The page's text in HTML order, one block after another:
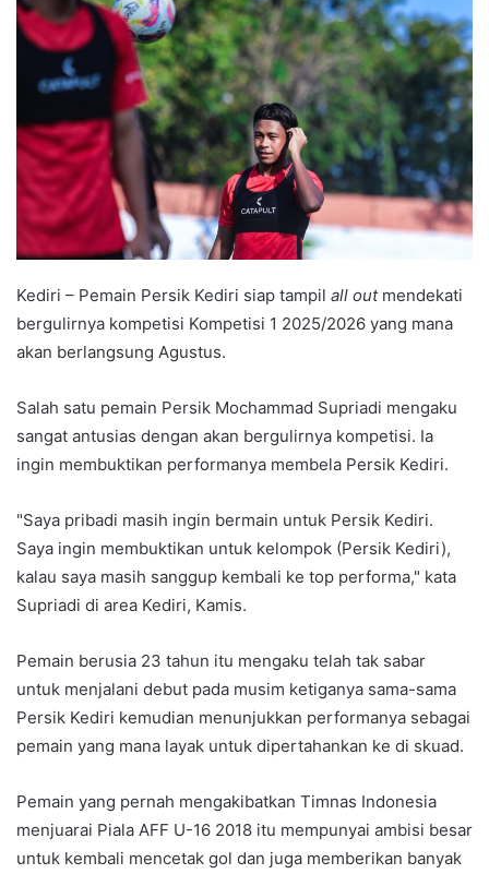
d
n
m
a
i
Kediri – Pemain Persik Kediri siap tampil all outmendekati
bergulirnya kompetisi Kompetisi 1 2025/2026 yang mana
akan berlangsung Agustus.
Salah satu pemain Persik Mochammad Supriadi mengaku
sangat antusias dengan akan bergulirnya kompetisi. Ia
ingin membuktikan performanya membela Persik Kediri.
"Saya pribadi masih ingin bermain untuk Persik Kediri.
Saya ingin membuktikan untuk kelompok (Persik Kediri),
kalau saya masih sanggup kembali ke top performa," kata
Supriadi di area Kediri, Kamis.
Pemain berusia 23 tahun itu mengaku telah tak sabar
untuk menjalani debut pada musim ketiganya sama-sama
Persik Kediri kemudian menunjukkan performanya sebagai
pemain yang mana layak untuk dipertahankan ke di skuad.
Pemain yang pernah mengakibatkan Timnas Indonesia
menjuarai Piala AFF U-16 2018 itu mempunyai ambisi besar
untuk kembali mencetak gol dan juga memberikan banyak